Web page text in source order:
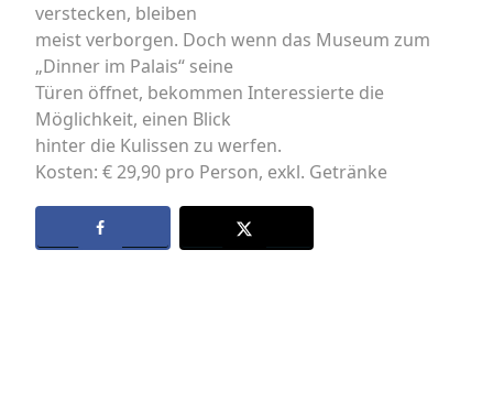
verstecken, bleiben
meist verborgen. Doch wenn das Museum zum
„Dinner im Palais“ seine
Türen öffnet, bekommen Interessierte die
Möglichkeit, einen Blick
hinter die Kulissen zu werfen.
Kosten: € 29,90 pro Person, exkl. Getränke